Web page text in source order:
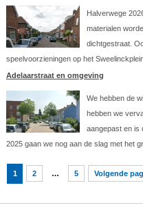
Halverwege
materialen
dichtgestraat.
speelvoorzieningen op het
Adelaarstraat en omgeving
We hebben de
hebben we
aangepast en is
2025 gaan we nog aan de slag met het
1 2 … 5 Volgende